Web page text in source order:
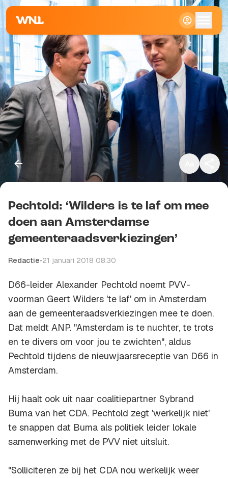
Klein
Standaard
Groot
Kopieer link
Pechtold: ‘Wilders is te laf om mee
doen aan Amsterdamse
gemeenteraadsverkiezingen’
Redactie•21 januari 2018 08:30
D66-leider Alexander Pechtold noemt PVV-
voorman Geert Wilders 'te laf' om in Amsterdam
aan de gemeenteraadsverkiezingen mee te doen.
Dat meldt ANP. "Amsterdam is te nuchter, te trots
en te divers om voor jou te zwichten", aldus
Pechtold tijdens de nieuwjaarsreceptie van D66 in
Amsterdam.
Hij haalt ook uit naar coalitiepartner Sybrand
Buma van het CDA. Pechtold zegt 'werkelijk niet'
te snappen dat Buma als politiek leider lokale
samenwerking met de PVV niet uitsluit.
"Solliciteren ze bij het CDA nou werkelijk weer